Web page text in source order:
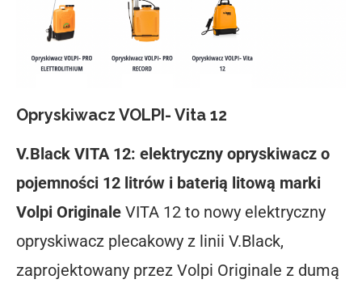
Opryskiwacz VOLPI- Vita 12
V.Black VITA 12: elektryczny opryskiwacz o
pojemności 12 litrów i baterią litową marki
Volpi Originale VITA 12 to nowy elektryczny
opryskiwacz plecakowy z linii V.Black,
zaprojektowany przez Volpi Originale z dumą